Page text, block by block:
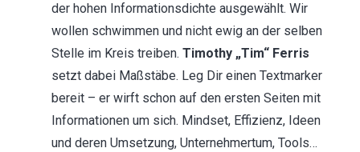
der hohen Informationsdichte ausgewählt. Wir
wollen schwimmen und nicht ewig an der selben
Stelle im Kreis treiben. Timothy „Tim“ Ferris
setzt dabei Maßstäbe. Leg Dir einen Textmarker
bereit – er wirft schon auf den ersten Seiten mit
Informationen um sich. Mindset, Effizienz, Ideen
und deren Umsetzung, Unternehmertum, Tools…